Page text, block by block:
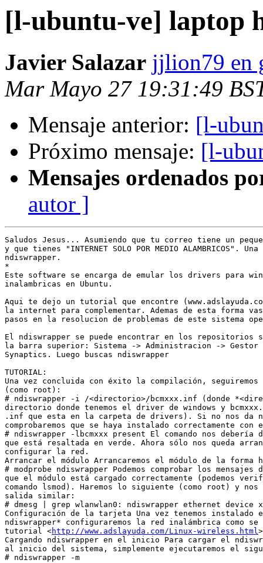
[l-ubuntu-ve] laptop
Javier Salazar jjlion79 en
Mar Mayo 27 19:31:49
Mensaje anterior: [l-
Próximo mensaje: [l-
Mensajes ordenados
autor ]
Saludos Jesus... Asumiendo que tu correo tiene un
y que tienes "INTERNET SOLO POR MEDIO ALAMBRICOS".
ndiswrapper.
*
Este software se encarga de emular los drivers para
inalambricas en Ubuntu.
Aqui te dejo un tutorial que encontre
la internet para complementar. Ademas de esta forma
pasos en la resolucion de problemas de este sistema
El ndiswrapper se puede encontrar en los repositorios
la barra superior: Sistema -> Administracion -> Gestor
Synaptics. Luego buscas ndiswrapper
TUTORIAL:
Una vez concluida con éxito la compilación, seguiremos
(como root):
# ndiswrapper -i /<directorio>/bcmxxx.inf (donde
directorio donde tenemos el driver de windows y
.inf que esta en la carpeta de drivers). Si no nos da
comprobaremos que se haya instalado correctamente con
# ndiswrapper -lbcmxxx present El comando nos debería
que está resaltada en verde. Ahora sólo nos queda
configurar la red.
Arrancar el módulo Arrancaremos el módulo de la
# modprobe ndiswrapper Podemos comprobar los
que el módulo está cargado correctamente (podemos
comando lsmod). Haremos lo siguiente (como root) y
salida similar:
# dmesg | grep wlanwlan0: ndiswrapper ethernet device
Configuración de la tarjeta Una vez tenemos
ndiswrapper* configuraremos la red inalámbrica como
tutorial <http://www.adslayuda.com/Linux-wireless.html
Cargando ndiswrapper en el inicio Para cargar el
al inicio del sistema, simplemente ejecutaremos el
# ndiswrapper -m